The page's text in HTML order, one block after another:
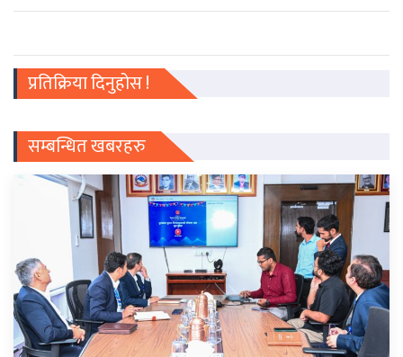
प्रतिक्रिया दिनुहोस !
सम्बन्धित खबरहरु